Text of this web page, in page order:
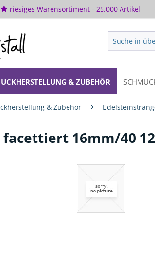
riesiges Warensortiment - 25.000 Artikel
& ZUBEHÖR
& Zubehör
16mm/40